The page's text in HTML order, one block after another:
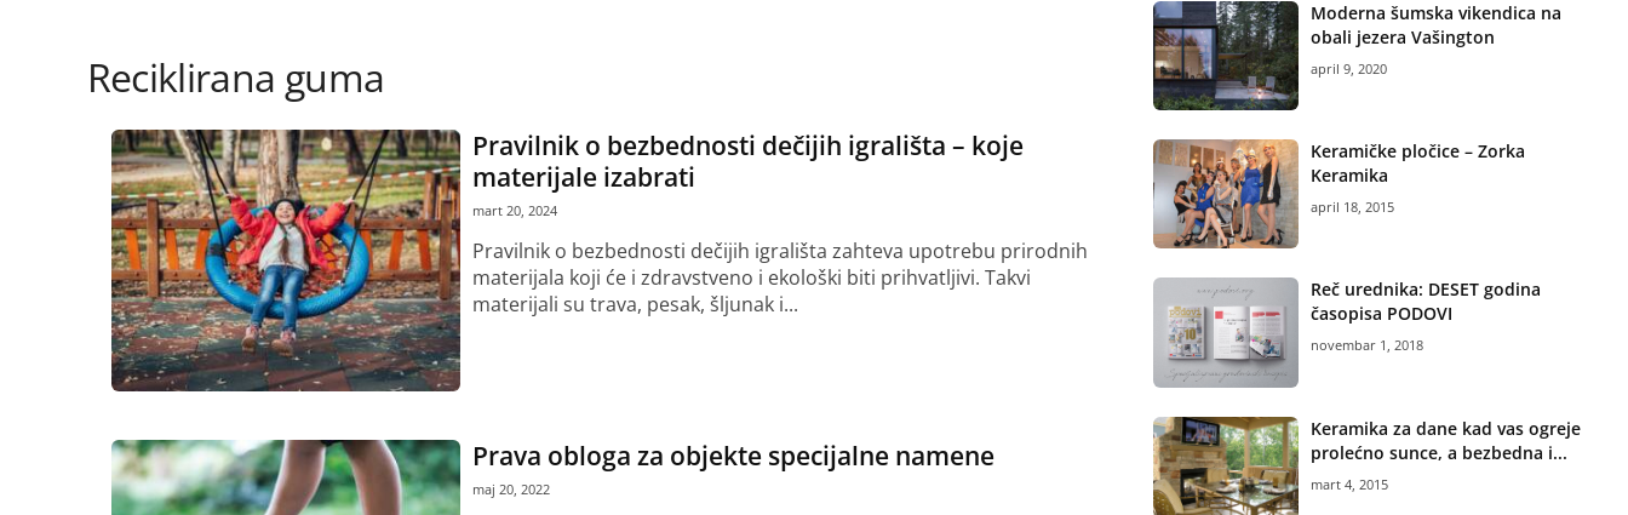
Reciklirana guma
Pravilnik o bezbednosti dečijih igrališta – koje
materijale izabrati
mart 20, 2024
Pravilnik o bezbednosti dečijih igrališta zahteva upotrebu prirodnih
materijala koji će i zdravstveno i ekološki biti prihvatljivi. Takvi
materijali su trava, pesak, šljunak i...
Prava obloga za objekte specijalne namene
maj 20, 2022
Moderna šumska vikendica na
obali jezera Vašington
april 9, 2020
Keramičke pločice – Zorka
Keramika
april 18, 2015
Reč urednika: DESET godina
časopisa PODOVI
novembar 1, 2018
Keramika za dane kad vas ogreje
prolećno sunce, a bezbedna i...
mart 4, 2015